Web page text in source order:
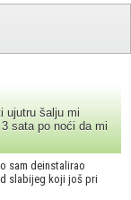
ujutru šalju mi
sata po noći da mi
sam deinstalirao
slabijeg koji još pri